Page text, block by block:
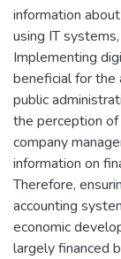
information
using IT
Implementing
beneficial for the
public
the perception
company
information on
Therefore,
accounting
economic
largely financed